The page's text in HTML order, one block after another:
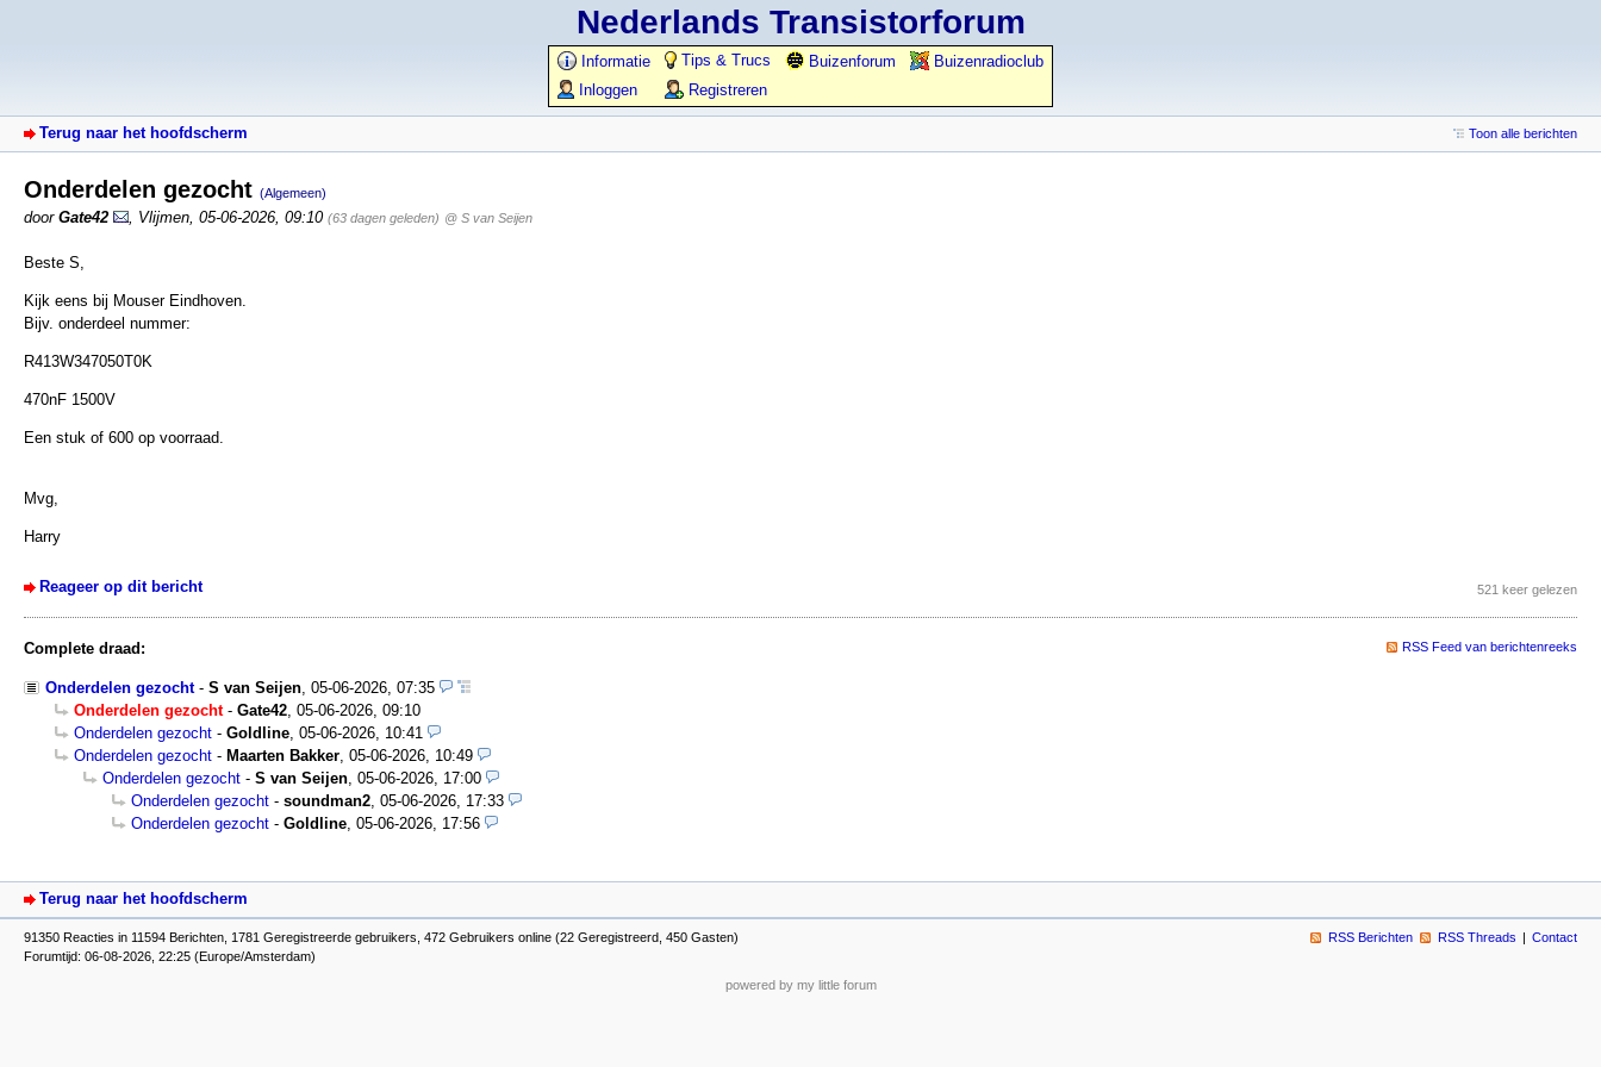
Nederlands Transistorforum
Informatie Tips & Trucs Buizenforum
Buizenradioclub
Inloggen
Registreren
Terug naar het hoofdscherm Toon alle berichten
Onderdelen gezocht (Algemeen)
door Gate42 Vlijmen 05-06-2026, 09:10 (63 dagen geleden) @ S van Seijen
Beste S,
Kijk eens bij Mouser Eindhoven.
Bijv. onderdeel nummer:
R413W347050T0K
470nF 1500V
Een stuk of 600 op voorraad.
Mvg,
Harry
Reageer op dit bericht 521 keer gelezen
Complete draad: RSS Feed van berichtenreeks
Onderdelen gezocht- S van Seijen 05-06-2026, 07:35
Onderdelen gezocht- Gate42 05-06-2026, 09:10
Onderdelen gezocht - Goldline 05-06-2026, 10:41
Onderdelen gezocht - Maarten Bakker 05-06-2026, 10:49
Onderdelen gezocht - S van Seijen 05-06-2026, 17:00
Onderdelen gezocht - soundman2 05-06-2026, 17:33
Onderdelen gezocht - Goldline 05-06-2026, 17:56
Terug naar het hoofdscherm
91350 Reacties in 11594 Berichten, 1781 Geregistreerde gebruikers, 472 Gebruikers online (22 Geregistreerd, 450 Gasten)
Forumtijd: 06-08-2026, 22:25 (Europe/Amsterdam)
RSS Berichten RSS Threads Contact
powered by my little forum